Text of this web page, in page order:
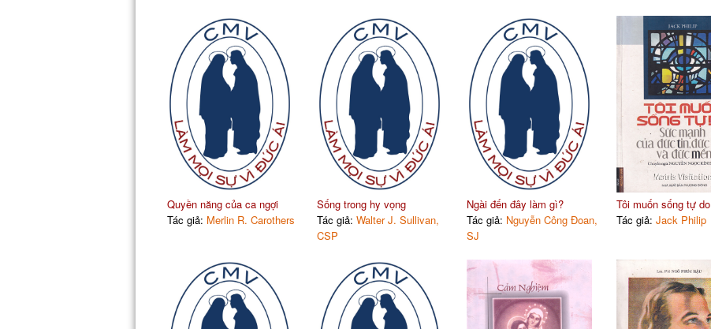
Quyền năng của ca ngợi
Tác giả: Merlin R. Carothers
Sống trong hy vọng
Tác giả: Walter J. Sullivan,
CSP
Ngài đến đây làm gì?
Tác giả: Nguyễn Công Đoan,
SJ
Tôi muốn sống tự do
Tác giả: Jack Philip